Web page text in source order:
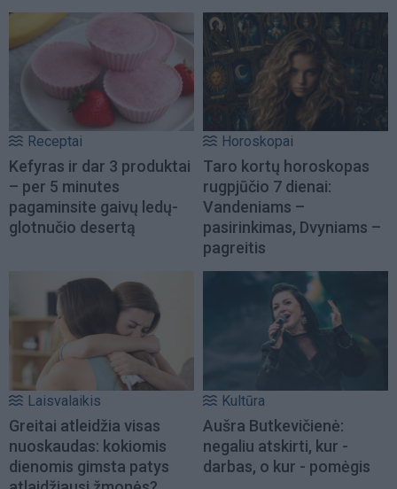
Receptai
Kefyras ir dar 3 produktai
– per 5 minutes
pagaminsite gaivų ledų-
glotnučio desertą
Horoskopai
Taro kortų horoskopas
rugpjūčio 7 dienai:
Vandeniams –
pasirinkimas, Dvyniams –
pagreitis
Laisvalaikis
Greitai atleidžia visas
nuoskaudas: kokiomis
dienomis gimsta patys
Kultūra
Aušra Butkevičienė:
negaliu atskirti, kur -
darbas, o kur - pomėgis